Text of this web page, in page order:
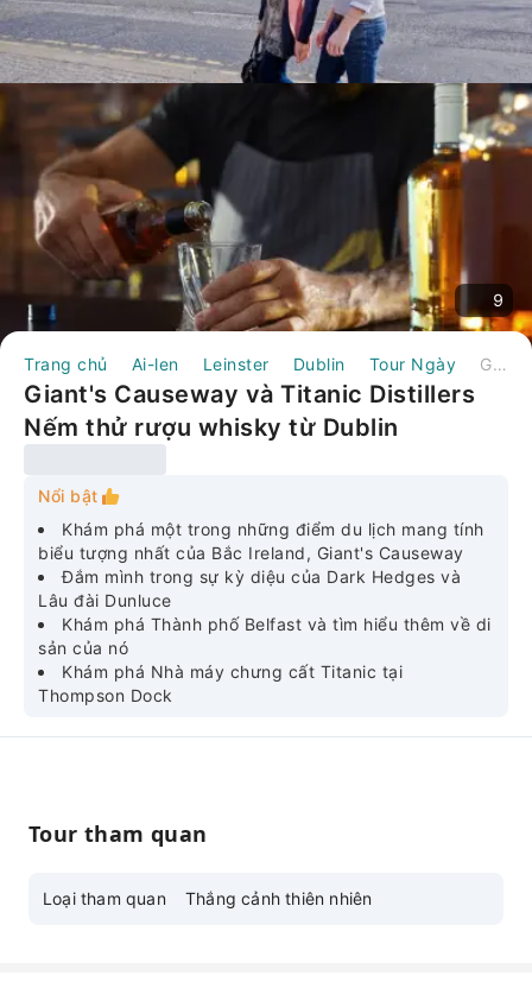
9
Trang chủ Ai-len Leinster Dublin Tour Ngày Giant's Causeway và Titanic Distillers Nếm thử rượu whisky từ Dublin
Giant's Causeway và Titanic Distillers
Nếm thử rượu whisky từ Dublin
Nổi bật
Khám phá một trong những điểm du lịch mang tính
biểu tượng nhất của Bắc Ireland, Giant's Causeway
Đắm mình trong sự kỳ diệu của Dark Hedges và
Lâu đài Dunluce
Khám phá Thành phố Belfast và tìm hiểu thêm về di
sản của nó
Khám phá Nhà máy chưng cất Titanic tại
Thompson Dock
Tour tham quan
Loại tham quan Thắng cảnh thiên nhiên